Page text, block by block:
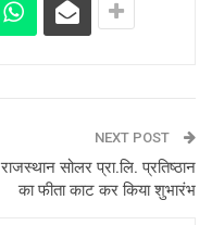
NEXT POST
राजस्थान सोलर प्रा.लि. प्रतिष्ठान
का फीता काट कर किया शुभारंभ